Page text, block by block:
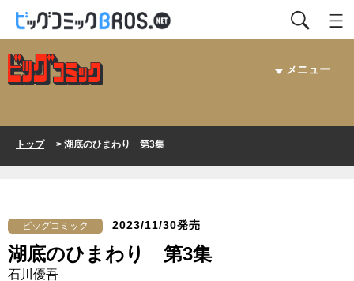
メニュー
トップ> 湖底のひまわり 第3集
ビッグコミック 2023/11/30発売
湖底のひまわり 第3集
石川優吾